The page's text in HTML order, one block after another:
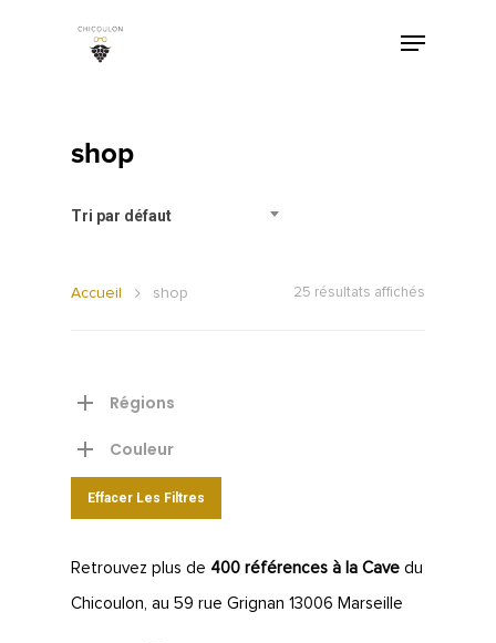
shop
Tri par défaut
25 résultats affichés
Accueil shop
Régions
Couleur
Effacer Les Filtres
Retrouvez plus de 400 références à la Cave du
Chicoulon, au 59 rue Grignan 13006 Marseille